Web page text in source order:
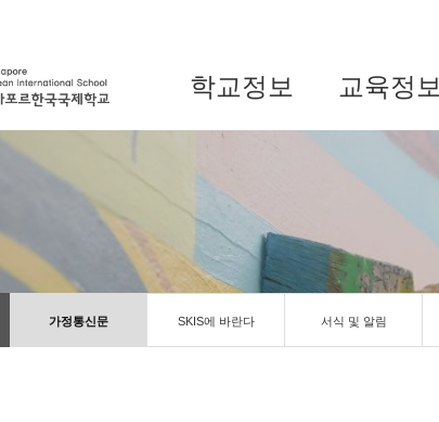
학교정보 교육정보
가정통신문 SKIS에 바란다 서식 및 알림